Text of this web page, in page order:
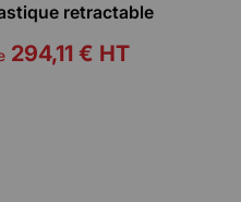
retractable
294,11 € HT